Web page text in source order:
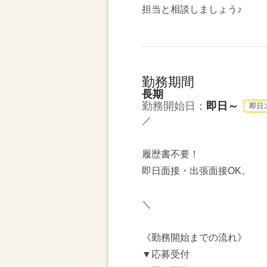
担当と相談しましょう♪
勤務期間
長期
勤務開始日： 即日～ 即日
／
履歴書不要！
即日面接・出張面接OK。
＼
《勤務開始までの流れ》
▼応募受付